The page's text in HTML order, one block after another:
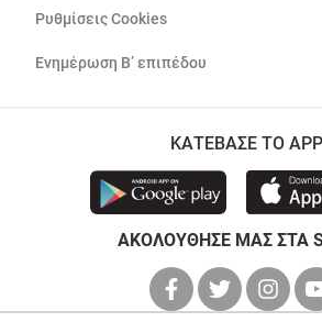
Ρυθμίσεις Cookies
Ενημέρωση Β’ επιπέδου
ΚΑΤΕΒΑΣΕ ΤΟ APP
ΑΚΟΛΟΥΘΗΣΕ ΜΑΣ ΣΤΑ